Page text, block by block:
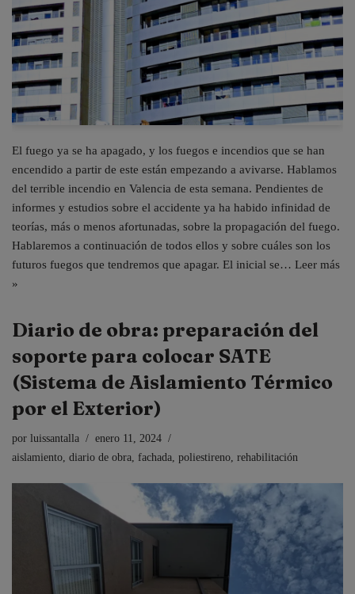
El fuego ya se ha apagado, y los fuegos e incendios que se han
encendido a partir de este están empezando a avivarse. Hablamos
del terrible incendio en Valencia de esta semana. Pendientes de
informes y estudios sobre el accidente ya ha habido infinidad de
teorías, más o menos afortunadas, sobre la propagación del fuego.
Hablaremos a continuación de todos ellos y sobre cuáles son los
futuros fuegos que tendremos que apagar. El inicial se… Leer más
»
Diario de obra: preparación del
soporte para colocar SATE
(Sistema de Aislamiento Térmico
por el Exterior)
por luissantalla
enero 11, 2024
aislamiento, diario de obra, fachada, poliestireno, rehabilitación